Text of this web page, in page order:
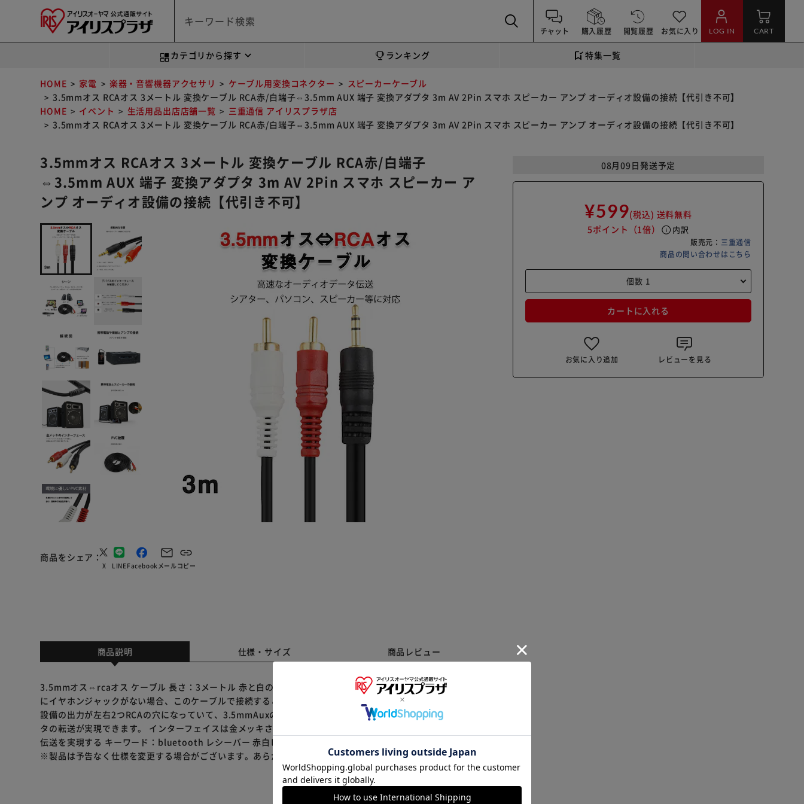
チャット 購入履歴 閲覧履歴 お気に入り LOG IN CART
カテゴリから探す ランキング 特集一覧
HOME 家電 楽器・音響機器アクセサリ ケーブル用変換コネクター
スピーカーケーブル
3.5mmオス RCAオス 3メートル 変換ケーブル RCA赤/白端子⇔3.5mm AUX 端子 変換アダプタ 3m AV 2Pin スマホ スピーカー アンプ オーディオ設備の接続【代引き不可】
HOME
イベント 生活用品出店店舗一覧
三重通信 アイリスプラザ店
3.5mmオス RCAオス 3メートル 変換ケーブル RCA赤/白端子⇔3.5mm AUX 端子 変換アダプタ 3m AV 2Pin スマホ スピーカー アンプ オーディオ設備の接続【代引き不可】
3.5mmオス RCAオス 3メートル 変換ケーブル RCA赤/白端子
⇔3.5mm AUX 端子 変換アダプタ 3m AV 2Pin スマホ スピーカー ア
ンプ オーディオ設備の接続【代引き不可】
商品をシェア
X LINEFacebookメールコピー
08月09日発送予定
¥599(税込) 送料無料
5ポイント （1倍） info 内訳
販売元： 三重通信
商品の問い合わせはこちら
カートに入れる
お気に入り追加 レビューを見る
商品説明 仕様・サイズ 商品レビュー
3.5mmオス⇔rcaオス ケーブル 長さ：3メートル 赤と白のデュアルチャンネルオーディオケーブル ビデオ機器
にイヤホンジャックがない場合、このケーブルで接続することができます。 DVD/CDプレーヤー等のオーディオ
設備の出力が左右2つRCAの穴になっていて、3.5mmAuxの設備と接続したい場合は、このケーブルで音楽デー
タの転送が実現できます。 インターフェイスは金メッキされており、キレイな映像、ピュアな音色、スムーズな
伝送を実現する キーワード：bluetooth レシーバー 赤白ピン 左チャンネル 右チャンネル
※製品は予告なく仕様を変更する場合がございます。あらかじめご了承ください。
※ご確認ください